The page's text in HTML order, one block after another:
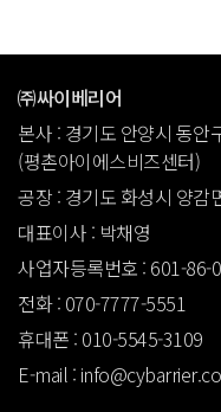
㈜싸이베리어
본사 : 경기도 안양시 동
(평촌아이에스비즈센터)
공장 : 경기도 화성시 양감
대표이사 : 박채영
사업자등록번호 : 601-86-
전화 : 070-7777-5551
휴대폰 : 010-5545-3109
E-mail :